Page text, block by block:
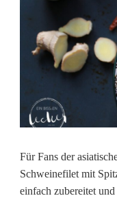
Für Fans der
Schweinefilet mit
einfach zubereitet